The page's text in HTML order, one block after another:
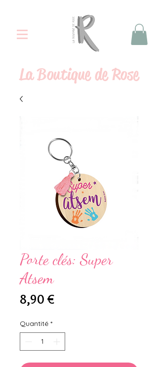
LaBoutique de Rose
Porte clés: Super
Atsem
8,90 €Prix
Quantité *